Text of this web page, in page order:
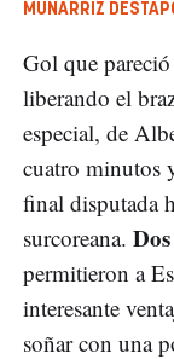
MUNÁRRIZ
Gol que pareció
liberando el
especial, de
cuatro minutos
final disputada
surcoreana.
permitieron a
interesante
soñar con una